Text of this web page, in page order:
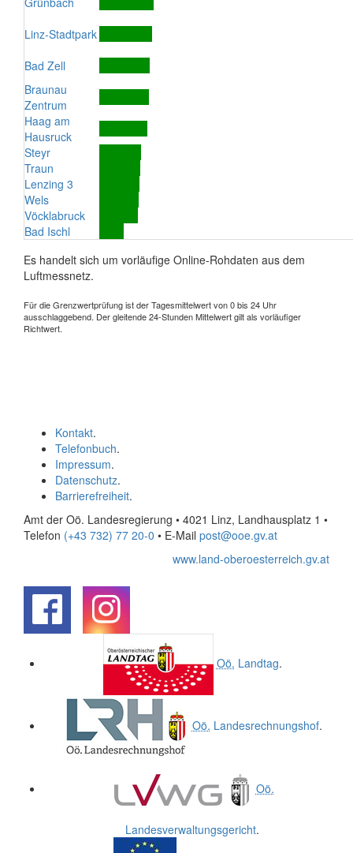
Linz-Stadtpark
Bad Zell
Braunau
Zentrum
Haag am
Hausruck
Steyr
Traun
Lenzing 3
Wels
Vöcklabruck
Bad Ischl
Es handelt sich um vorläufige Online-Rohdaten aus dem
Luftmessnetz.
Für die Grenzwertprüfung ist der Tagesmittelwert von 0 bis 24 Uhr
ausschlaggebend. Der gleitende 24-Stunden Mittelwert gilt als vorläufiger
Richtwert.
Kontakt.
Telefonbuch.
Impressum.
Datenschutz.
Barrierefreiheit.
Amt der Oö. Landesregierung • 4021 Linz, Landhausplatz 1 •
Telefon (+43 732) 77 20-0 • E-Mail post@ooe.gv.at
www.land-oberoesterreich.gv.at
Oö. Landtag.
Oö. Landesrechnungshof.
Oö.
Landesverwaltungsgericht.